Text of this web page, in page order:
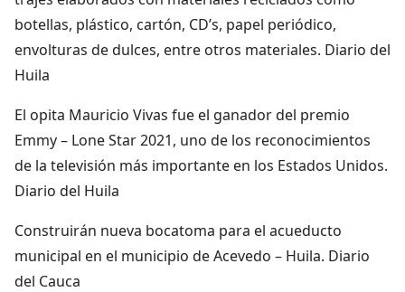
botellas, plástico, cartón, CD’s, papel periódico,
envolturas de dulces, entre otros materiales. Diario del
Huila
El opita Mauricio Vivas fue el ganador del premio
Emmy – Lone Star 2021, uno de los reconocimientos
de la televisión más importante en los Estados Unidos.
Diario del Huila
Construirán nueva bocatoma para el acueducto
municipal en el municipio de Acevedo – Huila. Diario
del Cauca